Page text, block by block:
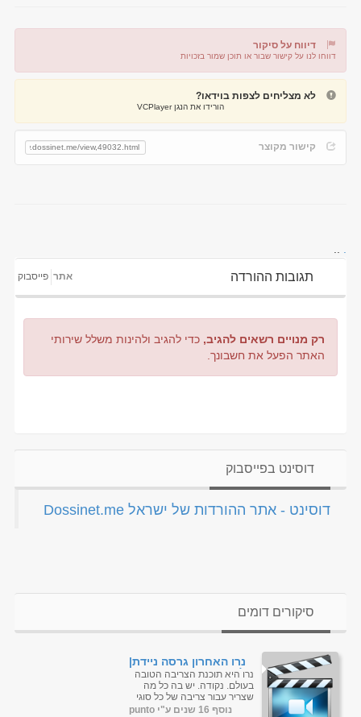
דיווח על סיקור
דווחו לנו על קישור שבור או תוכן שמור בזכויות
דיווח על קישור שבור
לא מצליחים לצפות בוידאו?
הורידו את הנגן VCPlayer
קישור מקוצר
תגובות ההורדה אתר פייסבוק
רק מנויים רשאים להגיב, כדי להגיב ולהינות משלל שירותי
האתר הפעל את חשבונך.
דוסינט בפייסבוק
‏דוסינט - אתר ההורדות של ישראל Dossinet.me‏
סיקורים דומים
נרו האחרון גרסה ניידת|
לינק יחידי
נרו היא תוכנת הצריבה הטובה
בעולם. נקודה. יש בה כל מה
שצריך עבור צריבה של כל סוגי
הפורמטים, המדיה, כולל הכל.
נוסף 16 שנים ע"י punto